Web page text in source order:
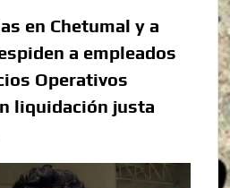
en Chetumal y a
a empleados
Operativos
liquidación justa